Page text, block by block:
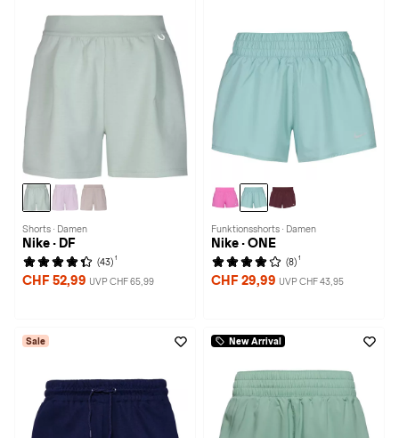
Shorts · Damen
Nike · DF
(43) 1
CHF 52,99 UVP CHF 65,99
Funktionsshorts · Damen
Nike · ONE
(8) 1
CHF 29,99 UVP CHF 43,95
Sale New Arrival